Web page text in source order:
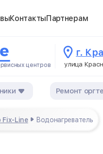
КонтактыПартнерам
центров
г.
улица
Ремонт
Fix-Line Водонагреватель